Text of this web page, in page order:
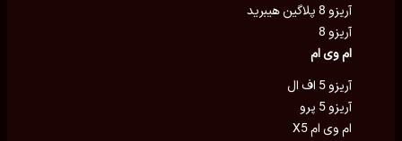
آریزو 8 پلاگین هیبرید
آریزو 8
ام وی ام
آریزو 5 اف ال
آریزو 5 پرو
ام وی ام X5